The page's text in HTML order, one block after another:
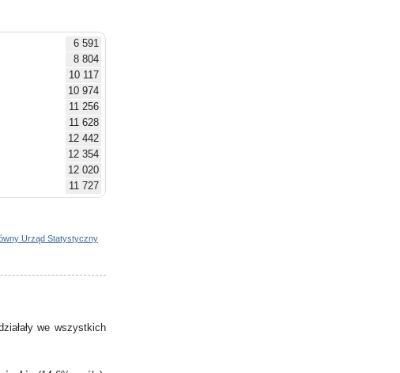
6 591
8 804
10 117
10 974
11 256
11 628
12 442
12 354
12 020
11 727
11 917
11 163
10 519
Urząd Statystyczny
we wszystkich